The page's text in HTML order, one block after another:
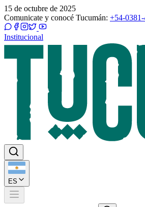
15 de octubre de 2025
Comunicate y conocé Tucumán: +54-
Institucional
ES